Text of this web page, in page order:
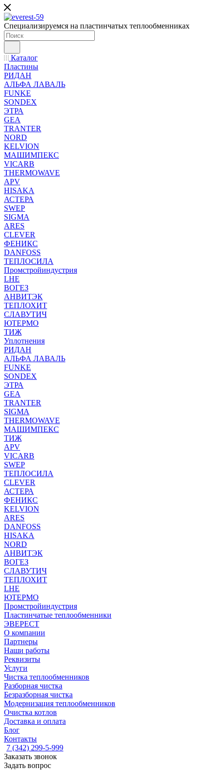
Специализируемся на пластинчатых теплообменниках
Каталог
Пластины
РИДАН
АЛЬФА ЛАВАЛЬ
FUNKE
SONDEX
ЭТРА
GEA
TRANTER
NORD
KELVION
МАШИМПЕКС
VICARB
THERMOWAVE
APV
HISAKA
АСТЕРА
SWEP
SIGMA
ARES
CLEVER
ФЕНИКС
DANFOSS
ТЕПЛОСИЛА
Промстройиндустрия
LHE
ВОГЕЗ
АНВИТЭК
ТЕПЛОХИТ
СЛАВУТИЧ
ЮТЕРМО
ТИЖ
Уплотнения
РИДАН
АЛЬФА ЛАВАЛЬ
FUNKE
SONDEX
ЭТРА
GEA
TRANTER
SIGMA
THERMOWAVE
МАШИМПЕКС
ТИЖ
APV
VICARB
SWEP
ТЕПЛОСИЛА
CLEVER
АСТЕРА
ФЕНИКС
KELVION
ARES
DANFOSS
HISAKA
NORD
АНВИТЭК
ВОГЕЗ
СЛАВУТИЧ
ТЕПЛОХИТ
LHE
ЮТЕРМО
Промстройиндустрия
Пластинчатые теплообменники
ЭВЕРЕСТ
О компании
Партнеры
Наши работы
Реквизиты
Услуги
Чистка теплообменников
Разборная чистка
Безразборная чистка
Модернизация теплообменников
Очистка котлов
Доставка и оплата
Блог
Контакты
7 (342) 299-5-999
Заказать звонок
Задать вопрос